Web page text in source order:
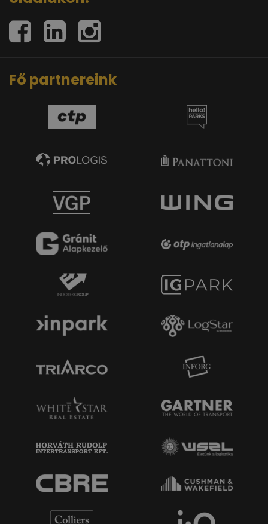
Fő partnereink